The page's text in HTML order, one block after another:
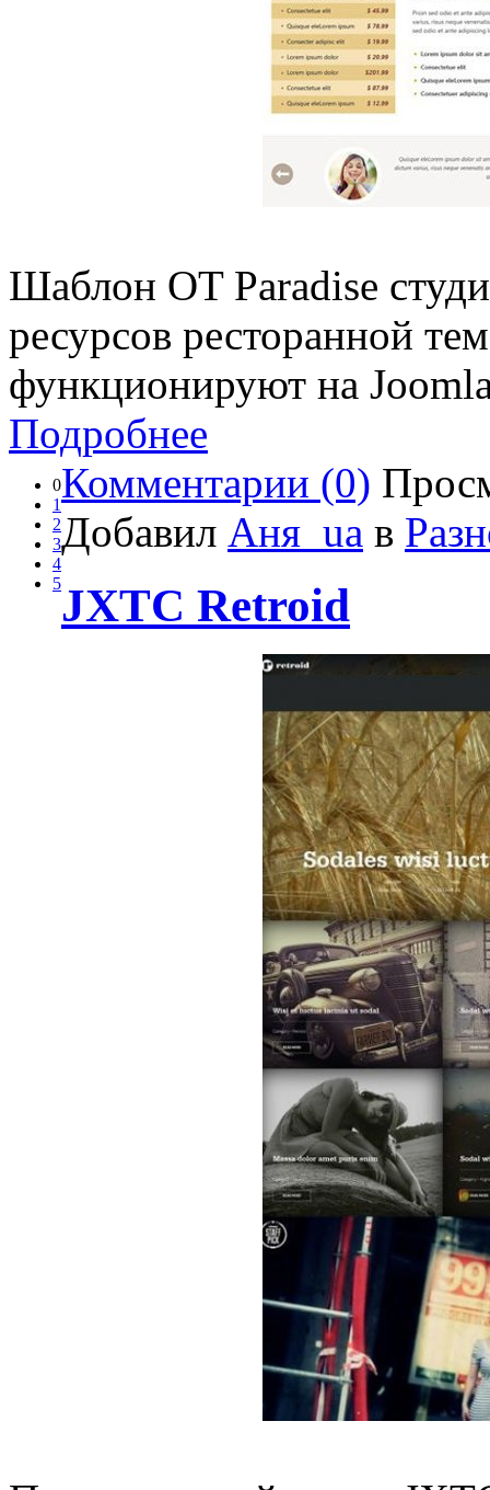
Шаблон OT Paradise
ресурсов ресторанной
функционируют на
Подробнее
0
1
2
3
4
5
Комментарии (0)
Добавил Аня_ua в
JXTC Retroid